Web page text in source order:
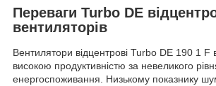
Переваги Turbo DE
вентиляторів
Вентилятори відцентрові Turbo DE 190 1 F
високою продуктивністю за невеликого
енергоспоживання. Низькому показнику